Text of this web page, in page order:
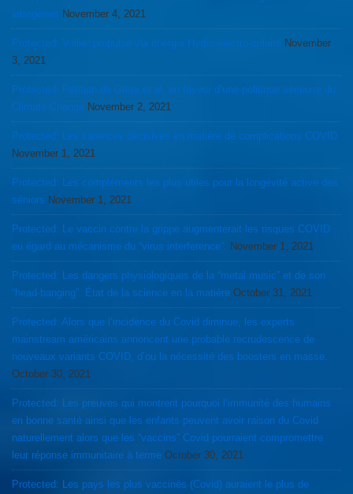
iatrogènes November 4, 2021
Protected: Voilier propulsé via énergie Hydro-électro-solaire November
3, 2021
Protected: Pétition de Greta et al, en faveur d’une politique sérieuse du
Climate Change November 2, 2021
Protected: Les carences décisives en matière de complications COVID
November 1, 2021
Protected: Les compléments les plus utiles pour la longévité active des
séniors November 1, 2021
Protected: Le vaccin contre la grippe augmenterait les risques COVID
eu égard au mécanisme du “virus interference”. November 1, 2021
Protected: Les dangers physiologiques de la “metal music” et de son
“head-banging”. État de la science en la matière October 31, 2021
Protected: Alors que l’incidence du Covid diminue, les experts
mainstream américains annoncent une probable recrudescence de
nouveaux variants COVID, d’ou la nécessité des boosters en masse.
October 30, 2021
Protected: Les preuves qui montrent pourquoi l’immunité des humains
en bonne santé ainsi que les enfants peuvent avoir raison du Covid
naturellement alors que les “vaccins” Covid pourraient compromettre
leur réponse immunitaire à terme October 30, 2021
Protected: Les pays les plus vaccinés (Covid) auraient le plus de